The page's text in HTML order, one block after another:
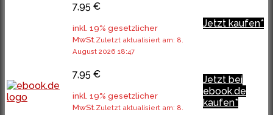
7,95 €
inkl. 19% gesetzlicher
MwSt.Zuletzt aktualisiert am: 8.
August 2026 18:47
Jetzt kaufen*
7,95 €
inkl. 19% gesetzlicher
MwSt.Zuletzt aktualisiert am: 8.
Jetzt bei
ebook.de
kaufen*